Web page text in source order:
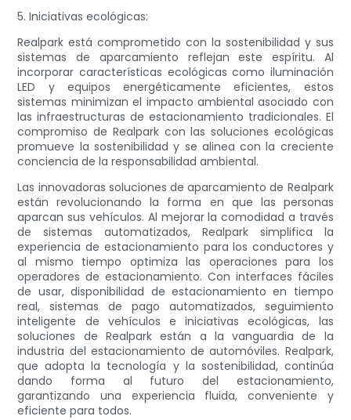
5. Iniciativas ecológicas:
Realpark está comprometido con la sostenibilidad y sus
sistemas de aparcamiento reflejan este espíritu. Al
incorporar características ecológicas como iluminación
LED y equipos energéticamente eficientes, estos
sistemas minimizan el impacto ambiental asociado con
las infraestructuras de estacionamiento tradicionales. El
compromiso de Realpark con las soluciones ecológicas
promueve la sostenibilidad y se alinea con la creciente
conciencia de la responsabilidad ambiental.
Las innovadoras soluciones de aparcamiento de Realpark
están revolucionando la forma en que las personas
aparcan sus vehículos. Al mejorar la comodidad a través
de sistemas automatizados, Realpark simplifica la
experiencia de estacionamiento para los conductores y
al mismo tiempo optimiza las operaciones para los
operadores de estacionamiento. Con interfaces fáciles
de usar, disponibilidad de estacionamiento en tiempo
real, sistemas de pago automatizados, seguimiento
inteligente de vehículos e iniciativas ecológicas, las
soluciones de Realpark están a la vanguardia de la
industria del estacionamiento de automóviles. Realpark,
que adopta la tecnología y la sostenibilidad, continúa
dando forma al futuro del estacionamiento,
garantizando una experiencia fluida, conveniente y
eficiente para todos.